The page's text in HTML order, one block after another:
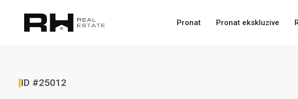
Pronat Pronat ekskluzive
ID #25012